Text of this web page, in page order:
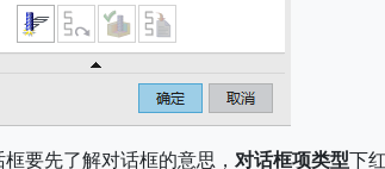
要先了解对话框的意思， 对话框项类型下